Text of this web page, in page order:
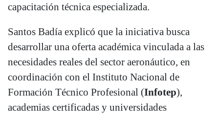
capacitación técnica especializada.
Santos Badía explicó que la iniciativa busca
desarrollar una oferta académica vinculada a las
necesidades reales del sector aeronáutico, en
coordinación con el Instituto Nacional de
Formación Técnico Profesional (Infotep),
academias certificadas y universidades